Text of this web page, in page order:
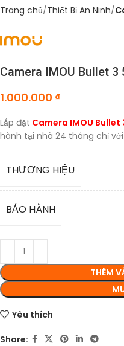
Trang chủ Thiết Bị An Ninh
Camera IMOU Bullet 3
1.000.000 ₫
Lắp đặt Camera IMOU Bullet
hành tại nhà 24 tháng chỉ với
THƯƠNG HIỆU
BẢO HÀNH
THÊM
Yêu thích
Share: